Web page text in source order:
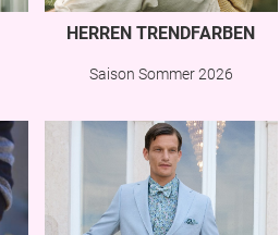
HERREN TRENDFARBEN
Saison Sommer 2026